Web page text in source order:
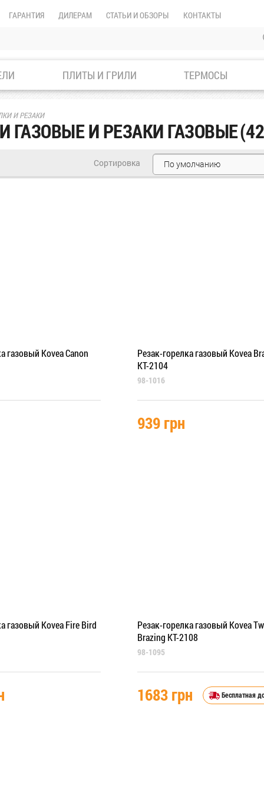
ГАРАНТИЯ ДИЛЕРАМ СТАТЬИ И ОБЗОРЫ КОНТАКТЫ
ПЛИТЫ И ГРИЛИ ТЕРМОСЫ
И РЕЗАКИ
ГАЗОВЫЕ И РЕЗАКИ ГАЗОВЫЕ
Сортировка По умолчанию
газовый Kovea Canon
Резак-горелка газовый Kovea
KT-2104
98-1016
939 грн
газовый Kovea Fire Bird
Резак-горелка газовый Kovea
Brazing KT-2108
98-1095
1683 грн Бесплатная